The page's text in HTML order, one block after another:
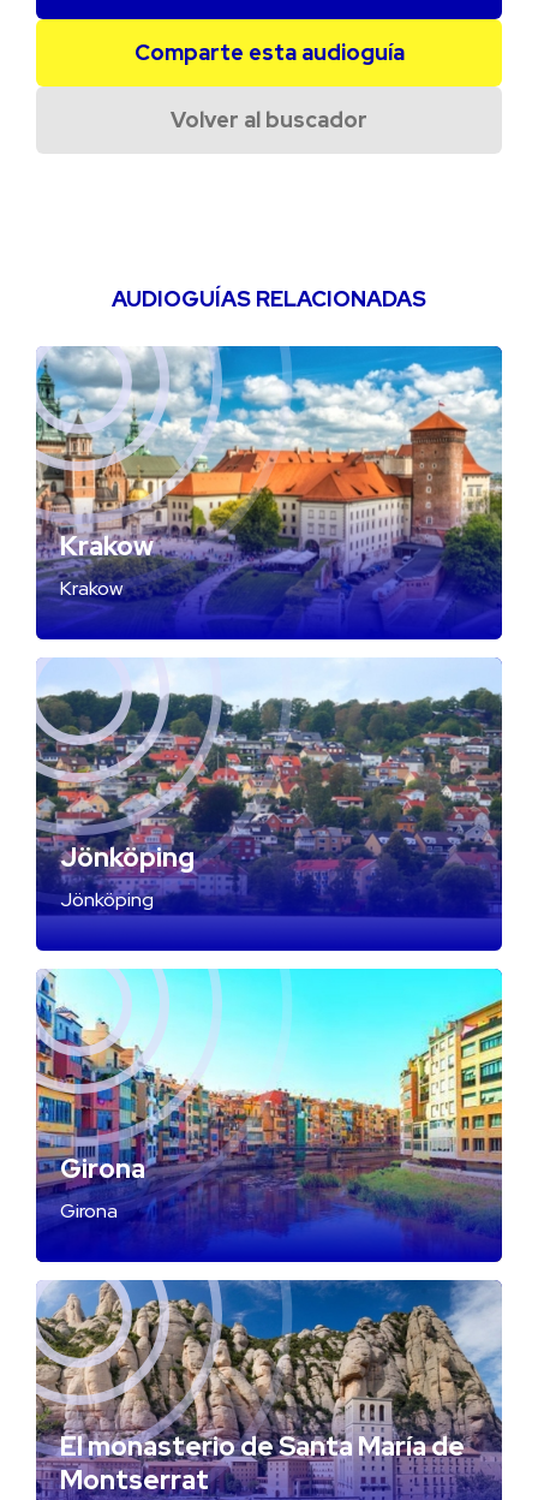
Comparte esta audioguía
Volver al buscador
AUDIOGUÍAS RELACIONADAS
Krakow
Krakow
Jönköping
Jönköping
Girona
Girona
El monasterio de Santa María de
Montserrat